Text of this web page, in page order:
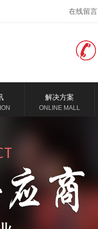
在线留言
解决方案
ONLINE MALL
足浴酒店商用投影仪
酒店智能客控